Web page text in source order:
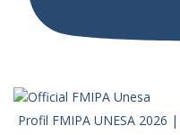
Profil FMIPA UNESA 2026